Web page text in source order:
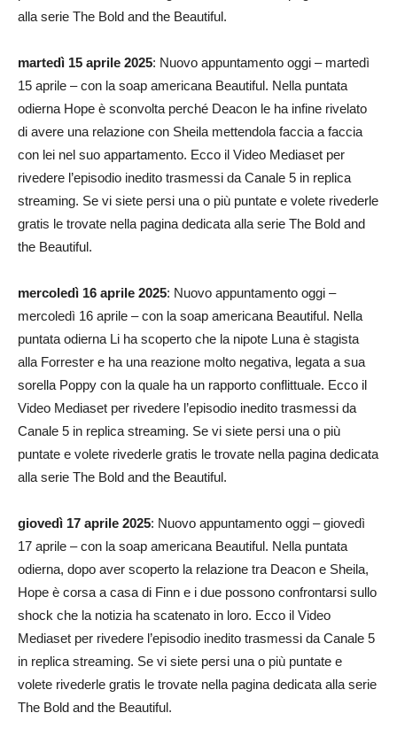
alla serie The Bold and the Beautiful.
martedì 15 aprile 2025: Nuovo appuntamento oggi – martedì
15 aprile – con la soap americana Beautiful. Nella puntata
odierna Hope è sconvolta perché Deacon le ha infine rivelato
di avere una relazione con Sheila mettendola faccia a faccia
con lei nel suo appartamento. Ecco il Video Mediaset per
rivedere l’episodio inedito trasmessi da Canale 5 in replica
streaming. Se vi siete persi una o più puntate e volete rivederle
gratis le trovate nella pagina dedicata alla serie The Bold and
the Beautiful.
mercoledì 16 aprile 2025: Nuovo appuntamento oggi –
mercoledì 16 aprile – con la soap americana Beautiful. Nella
puntata odierna Li ha scoperto che la nipote Luna è stagista
alla Forrester e ha una reazione molto negativa, legata a sua
sorella Poppy con la quale ha un rapporto conflittuale. Ecco il
Video Mediaset per rivedere l’episodio inedito trasmessi da
Canale 5 in replica streaming. Se vi siete persi una o più
puntate e volete rivederle gratis le trovate nella pagina dedicata
alla serie The Bold and the Beautiful.
giovedì 17 aprile 2025: Nuovo appuntamento oggi – giovedì
17 aprile – con la soap americana Beautiful. Nella puntata
odierna, dopo aver scoperto la relazione tra Deacon e Sheila,
Hope è corsa a casa di Finn e i due possono confrontarsi sullo
shock che la notizia ha scatenato in loro. Ecco il Video
Mediaset per rivedere l’episodio inedito trasmessi da Canale 5
in replica streaming. Se vi siete persi una o più puntate e
volete rivederle gratis le trovate nella pagina dedicata alla serie
The Bold and the Beautiful.